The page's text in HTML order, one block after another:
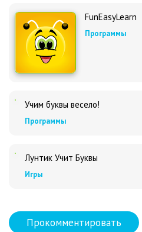
FunEasyLearn
Программы
Учим буквы весело!
Программы
Лунтик Учит Буквы
Игры
Прокомментировать